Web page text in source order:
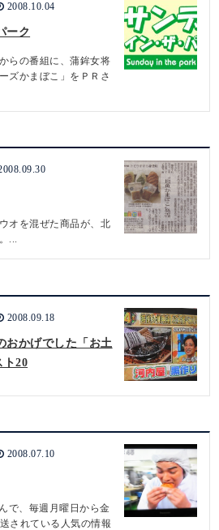
2008.10.04
ーク
らの番組に、蒲鉾女将
ズかまぼこ」をＰＲさ
オを混ぜた商品が、北
...
2008.09.18
おかげでした「お土
ト20
2008.07.10
で、毎週月曜日から金
されている人気の情報